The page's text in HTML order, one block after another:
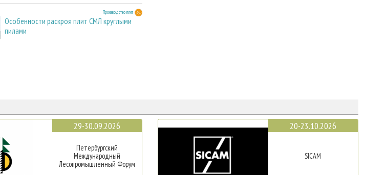
Производство плит
Особенности раскроя плит СМЛ круглыми
пилами
29-30.09.2026
Петербургский
Международный
Лесопромышленный Форум
20-23.10.2026
SICAM